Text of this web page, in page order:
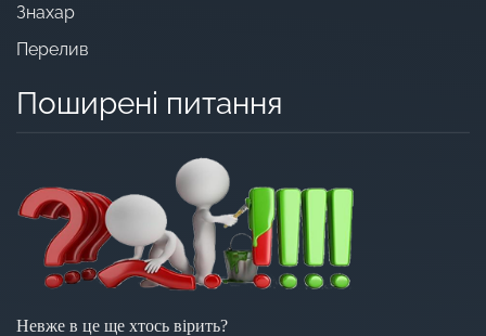
Знахар
Перелив
Поширені питання
Невже в це ще хтось вірить?